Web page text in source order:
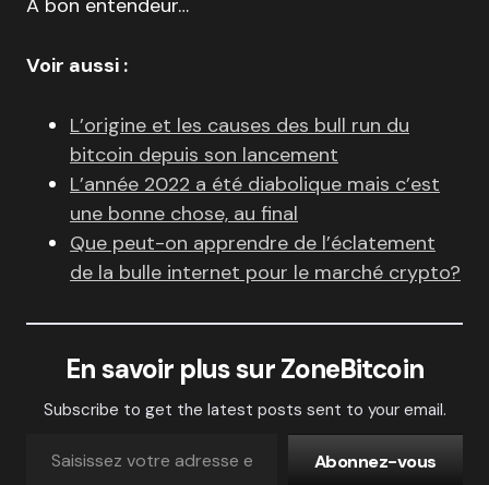
À bon entendeur…
Voir aussi :
L’origine et les causes des bull run du
bitcoin depuis son lancement
L’année 2022 a été diabolique mais c’est
une bonne chose, au final
Que peut-on apprendre de l’éclatement
de la bulle internet pour le marché crypto?
En savoir plus sur ZoneBitcoin
Subscribe to get the latest posts sent to your email.
Abonnez-vous